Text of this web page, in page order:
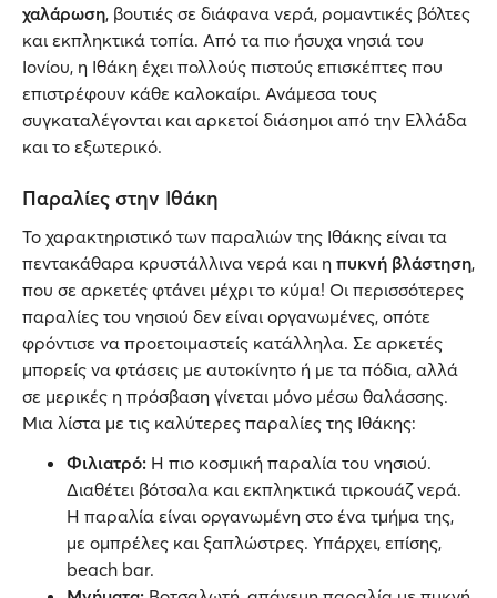
χαλάρωση, βουτιές σε διάφανα νερά, ρομαντικές βόλτες
και εκπληκτικά τοπία. Από τα πιο ήσυχα νησιά του
Ιονίου, η Ιθάκη έχει πολλούς πιστούς επισκέπτες που
επιστρέφουν κάθε καλοκαίρι. Ανάμεσα τους
συγκαταλέγονται και αρκετοί διάσημοι από την Ελλάδα
και το εξωτερικό.
Παραλίες στην Ιθάκη
Το χαρακτηριστικό των παραλιών της Ιθάκης είναι τα
πεντακάθαρα κρυστάλλινα νερά και η πυκνή βλάστηση,
που σε αρκετές φτάνει μέχρι το κύμα! Οι περισσότερες
παραλίες του νησιού δεν είναι οργανωμένες, οπότε
φρόντισε να προετοιμαστείς κατάλληλα. Σε αρκετές
μπορείς να φτάσεις με αυτοκίνητο ή με τα πόδια, αλλά
σε μερικές η πρόσβαση γίνεται μόνο μέσω θαλάσσης.
Μια λίστα με τις καλύτερες παραλίες της Ιθάκης:
Φιλιατρό: Η πιο κοσμική παραλία του νησιού.
Διαθέτει βότσαλα και εκπληκτικά τιρκουάζ νερά.
Η παραλία είναι οργανωμένη στο ένα τμήμα της,
με ομπρέλες και ξαπλώστρες. Υπάρχει, επίσης,
beach bar.